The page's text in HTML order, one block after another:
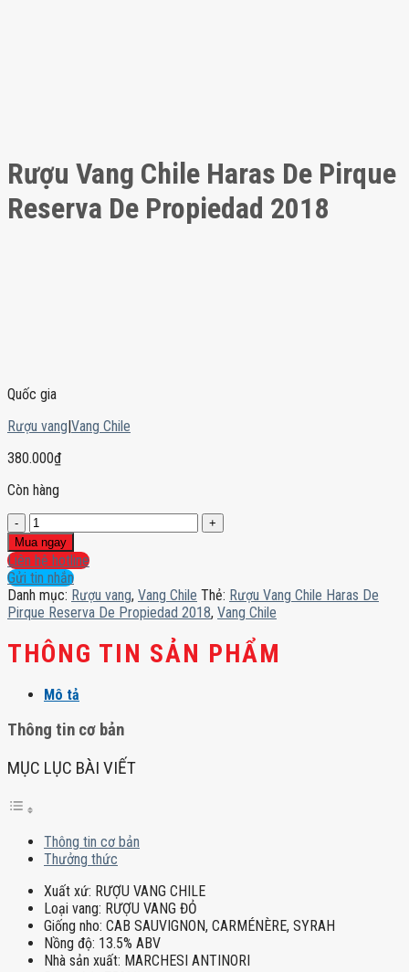
Rượu Vang Chile Haras De Pirque
Reserva De Propiedad 2018
Quốc gia
Rượu vang|Vang Chile
380.000₫
Còn hàng
Rượu
Vang
Chile
Haras
De
Pirque
Reserva
De
Propiedad
số
Mua ngay
Liên hệ hotline
Gửi tin nhắn
Danh mục: Rượu vang, Vang Chile Thẻ: Rượu Vang Chile Haras De
Pirque Reserva De Propiedad 2018, Vang Chile
THÔNG TIN SẢN PHẨM
Mô tả
Thông tin cơ bản
MỤC LỤC BÀI VIẾT
Thông tin cơ bản
Thưởng thức
Xuất xứ: RƯỢU VANG CHILE
Loại vang: RƯỢU VANG ĐỎ
Giống nho: CAB SAUVIGNON, CARMÉNÈRE, SYRAH
Nồng độ: 13.5% ABV
Nhà sản xuất: MARCHESI ANTINORI